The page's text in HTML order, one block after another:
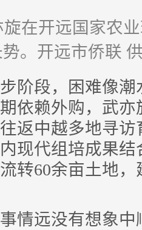
旋在开远国家农
。开远市侨联
段，困难像潮
依赖外购，武
返中越多地寻
现代组培成果
转60余亩土地
远没有想象中